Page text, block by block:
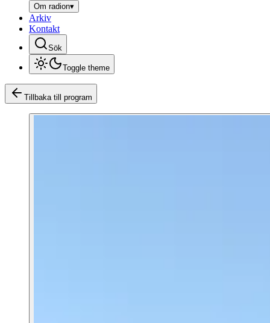
Om radion▾
Arkiv
Kontakt
Sök
Toggle theme
Tillbaka till program